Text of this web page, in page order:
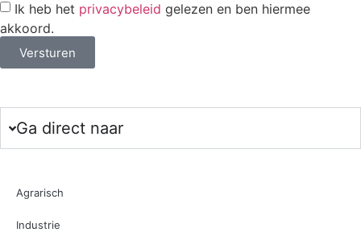
Ik heb het privacybeleid gelezen en ben hiermee
akkoord.
Versturen
Ga direct naar
Agrarisch
Industrie